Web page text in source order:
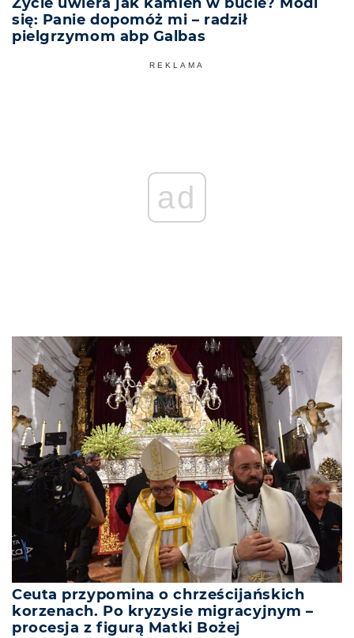
się: Panie dopomóż mi – radził
pielgrzymom abp Galbas
REKLAMA
ad
Ceuta przypomina o chrześcijańskich
korzenach. Po kryzysie migracyjnym –
procesja z figurą Matki Bożej